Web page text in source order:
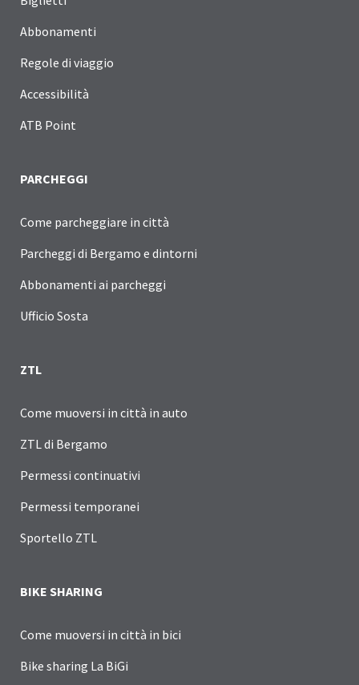
Abbonamenti
Regole di viaggio
Accessibilità
ATB Point
PARCHEGGI
Come parcheggiare in città
Parcheggi di Bergamo e dintorni
Abbonamenti ai parcheggi
Ufficio Sosta
ZTL
Come muoversi in città in auto
ZTL di Bergamo
Permessi continuativi
Permessi temporanei
Sportello ZTL
BIKE SHARING
Come muoversi in città in bici
Bike sharing La BiGi